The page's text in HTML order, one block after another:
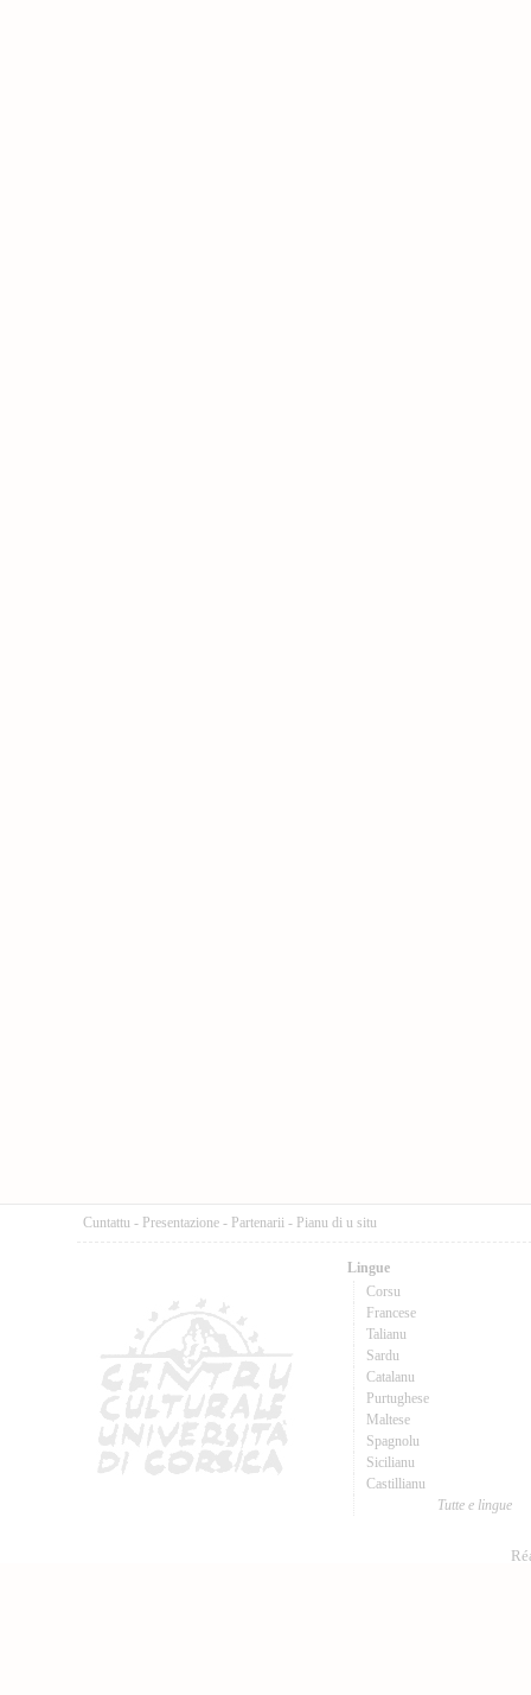
Cuntattu - Presentazione - Partenarii - Pianu di u situ
Lingue
Corsu
Francese
Talianu
Sardu
Catalanu
Purtughese
Maltese
Spagnolu
Sicilianu
Castillianu
Tutte e lingue